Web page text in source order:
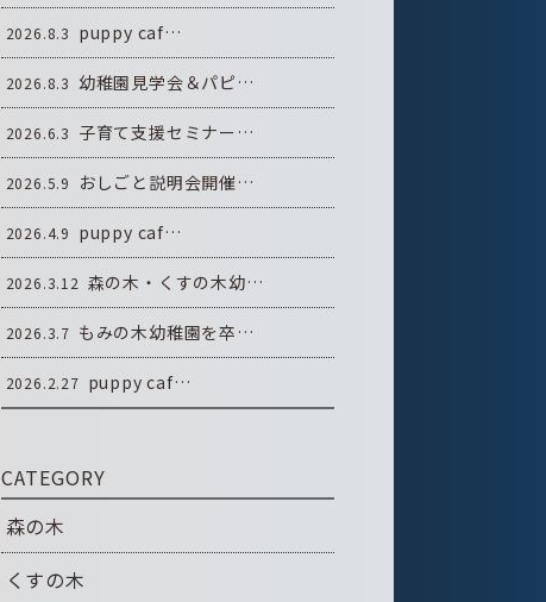
2026.8.3 puppy caf…
2026.8.3 幼稚園見学会＆パピ…
2026.6.3 子育て支援セミナー…
2026.5.9 おしごと説明会開催…
2026.4.9 puppy caf…
2026.3.12 森の木・くすの木幼…
2026.3.7 もみの木幼稚園を卒…
2026.2.27 puppy caf…
CATEGORY
森の木
くすの木